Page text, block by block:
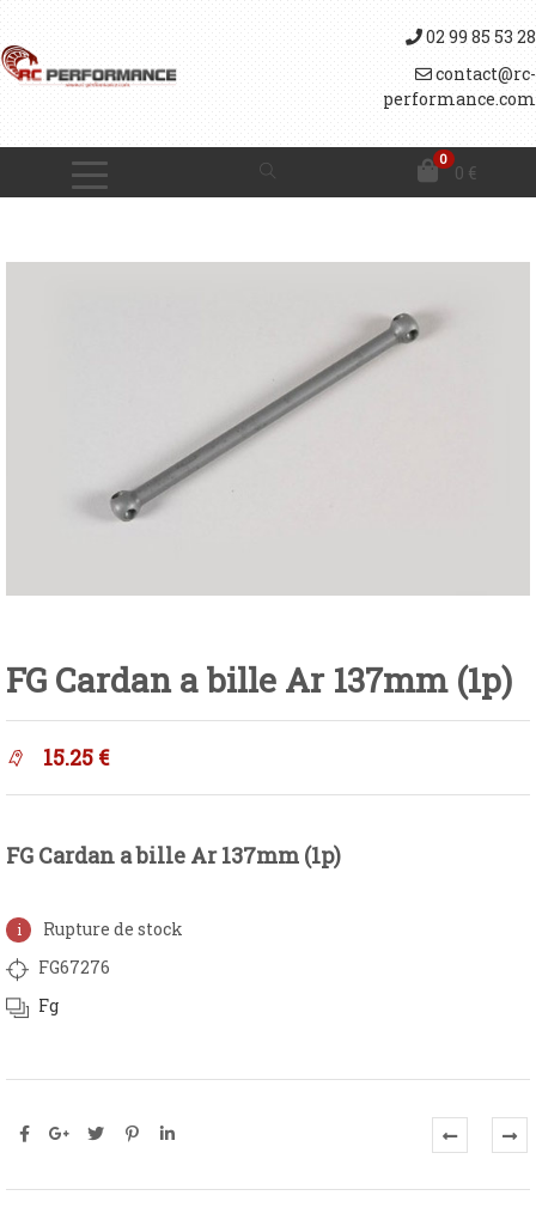
02 99 85 53 28
contact@rc-
performance.com
0
0 €
FG Cardan a bille Ar 137mm (1p)
15.25 €
FG Cardan a bille Ar 137mm (1p)
Rupture de stock
FG67276
Fg